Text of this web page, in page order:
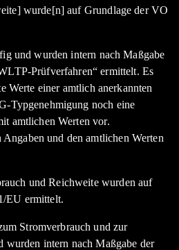
wurde[n] auf Grundlage der VO
und wurden intern nach Maßgabe
Prüfverfahren“ ermittelt. Es
Werte einer amtlich anerkannten
Typgenehmigung noch eine
amtlichen Werten vor.
und den amtlichen Werten
und Reichweite wurden auf
EU ermittelt.
Stromverbrauch und zur
intern nach Maßgabe der